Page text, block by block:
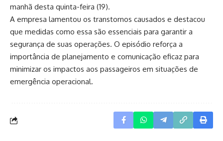
manhã desta quinta-feira (19).
A empresa lamentou os transtornos causados e destacou
que medidas como essa são essenciais para garantir a
segurança de suas operações. O episódio reforça a
importância de planejamento e comunicação eficaz para
minimizar os impactos aos passageiros em situações de
emergência operacional.